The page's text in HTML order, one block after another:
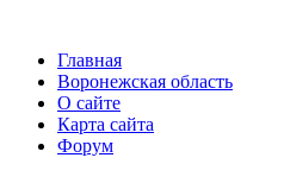
Главная
Воронежская область
О сайте
Карта сайта
Форум